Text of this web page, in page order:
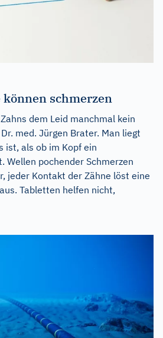
schmerzen
dem Leid manchmal kein
med. Jürgen Brater. Man liegt
ist, als ob im Kopf ein
Wellen pochender Schmerzen
jeder Kontakt der Zähne löst eine
Tabletten helfen nicht,